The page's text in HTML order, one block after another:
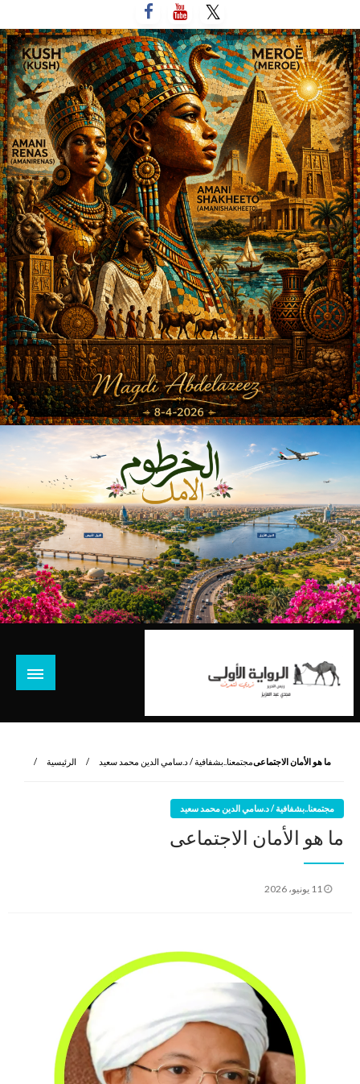
إلى
المحتوى
نروي لتعرف
الرئيسية مجتمعنا..بشفافية / د.سامي الدين محمد سعيدما هو الأمان الاجتماعى
مجتمعنا..بشفافية / د.سامي الدين محمد سعيد
ما هو الأمان الاجتماعى
نُشر
11 يونيو، 2026